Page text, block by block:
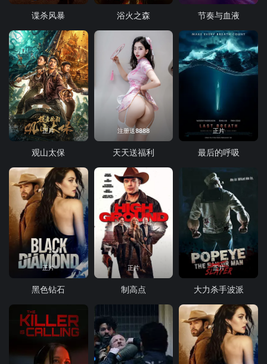
谍杀风暴 浴火之森 节奏与血液
正片
观山太保
注册送8888
天天送福利
正片
最后的呼吸
正片
黑色钻石
正片
制高点
正片
大力杀手波派